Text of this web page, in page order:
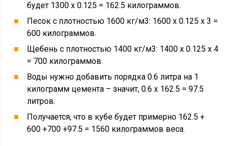
будет 1300 х 0.125 = 162.5 килограммов.
Песок с плотностью 1600 кг/м3: 1600 х 0.125 х 3 =
600 килограммов.
Щебень с плотностью 1400 кг/м3: 1400 х 0.125 х 4
= 700 килограммов.
Воды нужно добавить порядка 0.6 литра на 1
килограмм цемента – значит, 0.6 х 162.5 = 97.5
литров.
Получается, что в кубе будет примерно 162.5 +
600 +700 +97.5 = 1560 килограммов веса.